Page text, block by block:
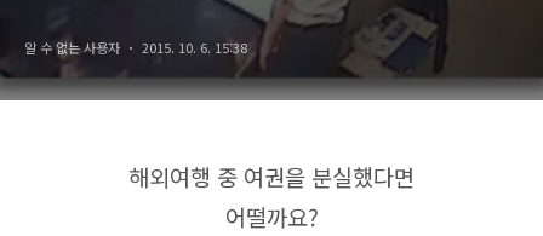
알 수 없는 사용자 2015. 10. 6. 15:38
해외여행 중 여권을 분실했다면
어떨까요?